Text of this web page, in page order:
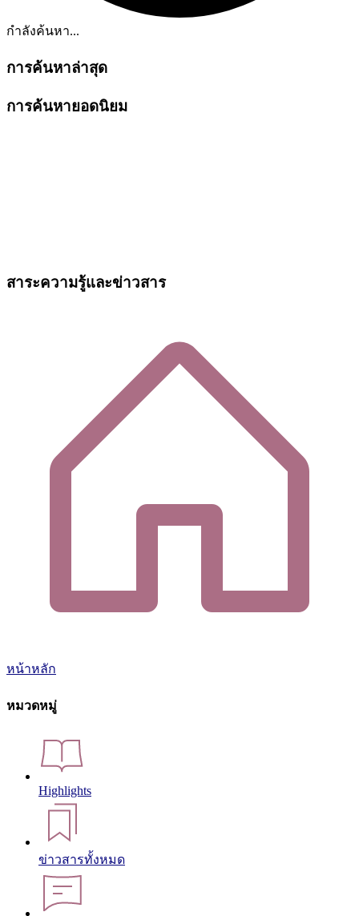
กำลังค้นหา...
การค้นหาล่าสุด
การค้นหายอดนิยม
สาระความรู้และข่าวสาร
หน้าหลัก
หมวดหมู่
Highlights
ข่าวสารทั้งหมด